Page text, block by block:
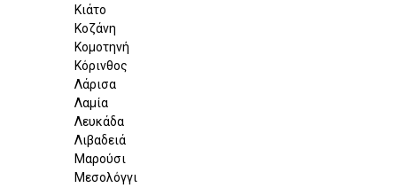
Κιάτο
Κοζάνη
Κομοτηνή
Κόρινθος
Λάρισα
Λαμία
Λευκάδα
Λιβαδειά
Μαρούσι
Μεσολόγγι